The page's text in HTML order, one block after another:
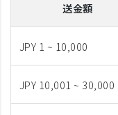
送金額
JPY 1 ~ 10,000
JPY 10,001 ~ 30,000